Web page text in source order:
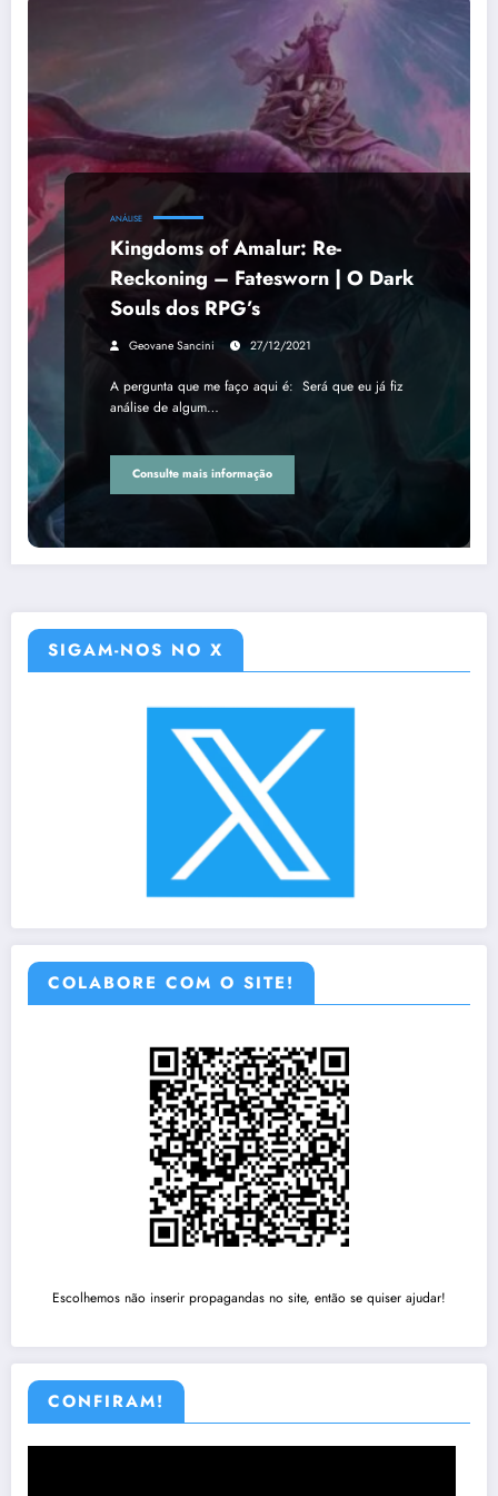
ANÁLISE
Kingdoms of Amalur: Re-
Reckoning – Fatesworn | O Dark
Souls dos RPG’s
Geovane Sancini 27/12/2021
A pergunta que me faço aqui é: Será que eu já fiz
análise de algum…
Consulte mais informação
SIGAM-NOS NO X
COLABORE COM O SITE!
Escolhemos não inserir propagandas no site, então se quiser ajudar!
CONFIRAM!